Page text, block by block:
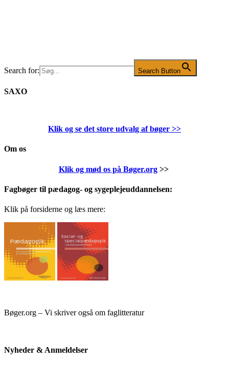
Search for: Search Button
SAXO
Klik og se det store udvalg af bøger >>
Om os
Klik og mød os på Bøger.org>>
Fagbøger til pædagog- og sygeplejeuddannelsen:
Klik på forsiderne og læs mere:
Bøger.org – Vi skriver også om faglitteratur
Nyheder & Anmeldelser